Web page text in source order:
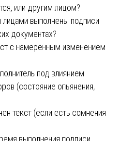
или другим лицом?
выполнены подписи
документах?
с намеренным изменением
под влиянием
(состояние опьянения,
текст (если есть сомнения
выполнения подписи